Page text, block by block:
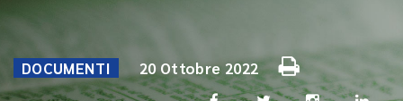
DOCUMENTI 20 Ottobre 2022